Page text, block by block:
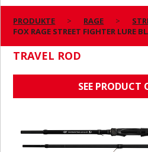
PRODUKTE RAGE
FOX RAGE STREET FIGHTER LURE
TRAVEL ROD
SEE PRODUCT